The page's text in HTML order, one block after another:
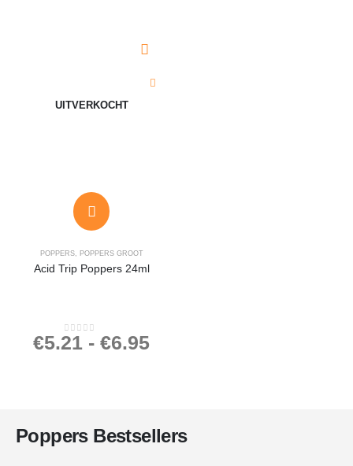
UITVERKOCHT
POPPERS, POPPERS GROOT
Acid Trip Poppers 24ml
0out of 5
€5.21 - €6.95
Poppers Bestsellers